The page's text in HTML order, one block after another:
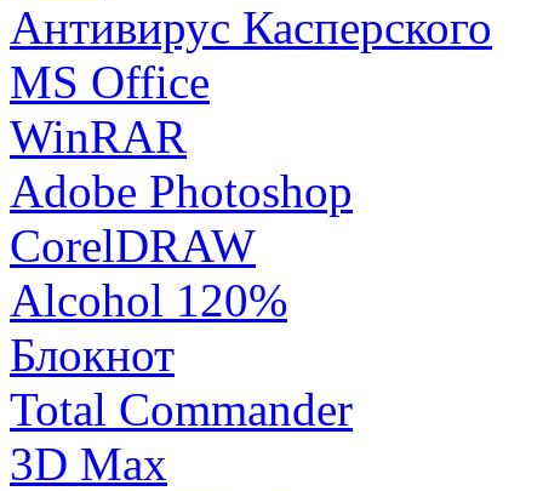
Антивирус Касперского
MS Office
WinRAR
Adobe Photoshop
CorelDRAW
Alcohol 120%
Блокнот
Total Commander
3D Max